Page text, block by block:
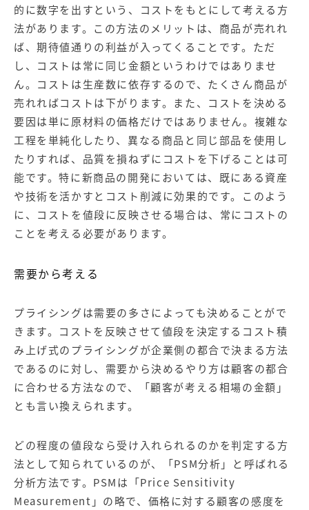
的に数字を出すという、コストをもとにして考える方
法があります。この方法のメリットは、商品が売れれ
ば、期待値通りの利益が入ってくることです。ただ
し、コストは常に同じ金額というわけではありませ
ん。コストは生産数に依存するので、たくさん商品が
売れればコストは下がります。また、コストを決める
要因は単に原材料の価格だけではありません。複雑な
工程を単純化したり、異なる商品と同じ部品を使用し
たりすれば、品質を損ねずにコストを下げることは可
能です。特に新商品の開発においては、既にある資産
や技術を活かすとコスト削減に効果的です。このよう
に、コストを値段に反映させる場合は、常にコストの
ことを考える必要があります。
需要から考える
プライシングは需要の多さによっても決めることがで
きます。コストを反映させて値段を決定するコスト積
み上げ式のプライシングが企業側の都合で決まる方法
であるのに対し、需要から決めるやり方は顧客の都合
に合わせる方法なので、「顧客が考える相場の金額」
とも言い換えられます。
どの程度の値段なら受け入れられるのかを判定する方
法として知られているのが、「PSM分析」と呼ばれる
分析方法です。PSMは「Price Sensitivity
Measurement」の略で、価格に対する顧客の感度を